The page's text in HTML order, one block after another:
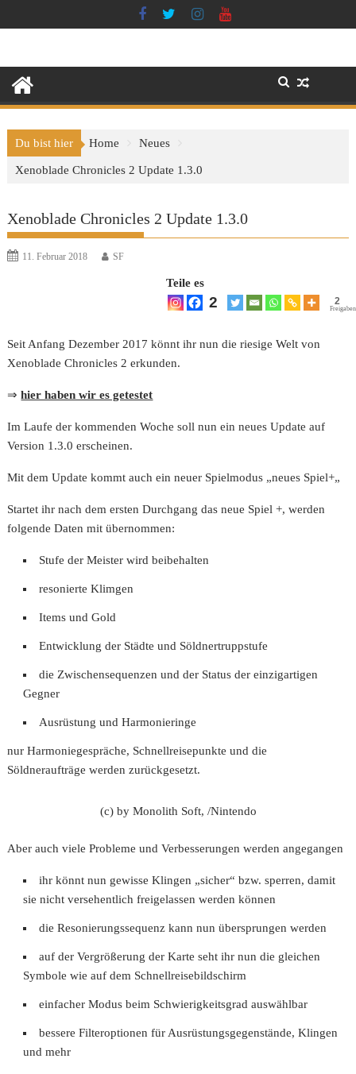
to
Du bist hier Home Neues
Xenoblade Chronicles 2 Update 1.3.0
Xenoblade Chronicles 2 Update 1.3.0
11. Februar 2018 SF
Teile es
2 2
Freigaben
Seit Anfang Dezember 2017 könnt ihr nun die riesige Welt von
Xenoblade Chronicles 2 erkunden.
⇒hier haben wir es getestet
Im Laufe der kommenden Woche soll nun ein neues Update auf
Version 1.3.0 erscheinen.
Mit dem Update kommt auch ein neuer Spielmodus „neues Spiel+„
Startet ihr nach dem ersten Durchgang das neue Spiel +, werden
folgende Daten mit übernommen:
Stufe der Meister wird beibehalten
resonierte Klimgen
Items und Gold
Entwicklung der Städte und Söldnertruppstufe
die Zwischensequenzen und der Status der einzigartigen
Gegner
Ausrüstung und Harmonieringe
nur Harmoniegespräche, Schnellreisepunkte und die
Söldneraufträge werden zurückgesetzt.
(c) by Monolith Soft, /Nintendo
Aber auch viele Probleme und Verbesserungen werden angegangen
ihr könnt nun gewisse Klingen „sicher“ bzw. sperren, damit
sie nicht versehentlich freigelassen werden können
die Resonierungssequenz kann nun übersprungen werden
auf der Vergrößerung der Karte seht ihr nun die gleichen
Symbole wie auf dem Schnellreisebildschirm
einfacher Modus beim Schwierigkeitsgrad auswählbar
bessere Filteroptionen für Ausrüstungsgegenstände, Klingen
und mehr